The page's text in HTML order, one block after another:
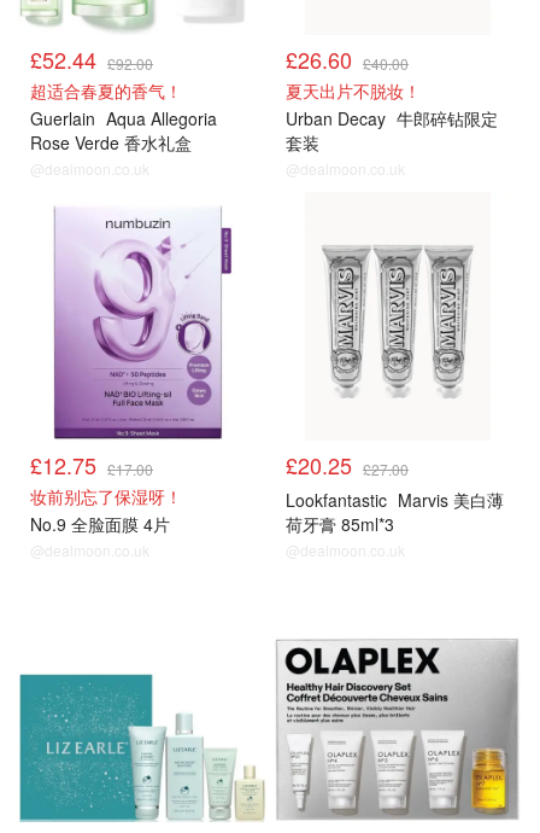
£52.44 £92.00
超适合春夏的香气！
Guerlain Aqua Allegoria
Rose Verde 香水礼盒
@dealmoon.co.uk
£26.60 £40.00
夏天出片不脱妆！
Urban Decay 牛郎碎钻限定
套装
@dealmoon.co.uk
£12.75 £17.00
妆前别忘了保湿呀！
No.9 全脸面膜 4片
@dealmoon.co.uk
£20.25 £27.00
Lookfantastic Marvis 美白薄
荷牙膏 85ml*3
@dealmoon.co.uk